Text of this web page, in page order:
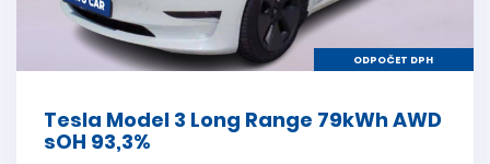
ODPOČET DPH
Tesla Model 3 Long Range 79kWh AWD
sOH 93,3%